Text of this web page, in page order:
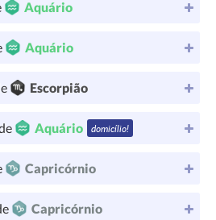
Aquário
Aquário
Escorpião
Aquário domicílio!
Capricórnio
Capricórnio